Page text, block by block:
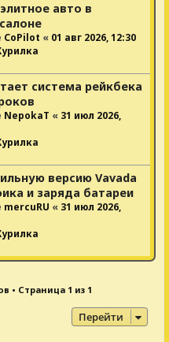
авто в
CoPilot « 01 авг 2026, 12:30
система рейкбека
NepokaT « 31 июл 2026,
версию Vavada
и заряда батареи
mercuRU « 31 июл 2026,
• Страница 1 из 1
Перейти